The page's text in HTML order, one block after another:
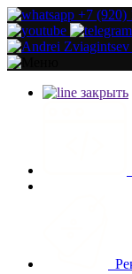
+7 (920)
закрыть